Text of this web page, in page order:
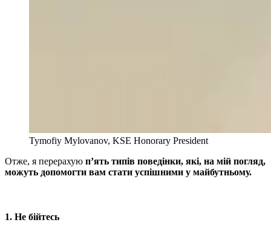
Tymofiy Mylovanov, KSE Honorary President
Отже, я перерахую п’ять типів поведінки, які, на мій погляд,
можуть допомогти вам стати успішними у майбутньому.
1. Не бійтесь